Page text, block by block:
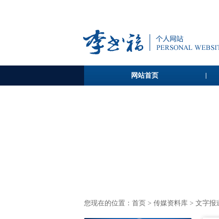
网站首页
您现在的位置： 首页 > 传媒资料库 > 文字报